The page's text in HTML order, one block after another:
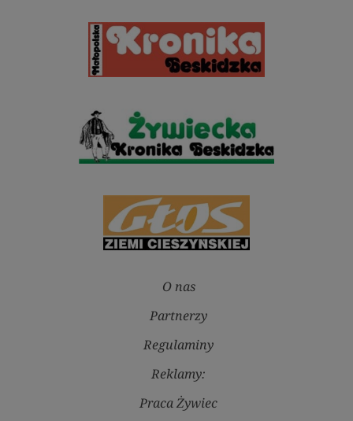
O nas
Partnerzy
Regulaminy
Reklamy:
Praca Żywiec